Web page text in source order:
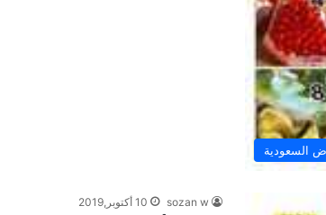
السعودية
sozan w 10 أكتوبر,2019